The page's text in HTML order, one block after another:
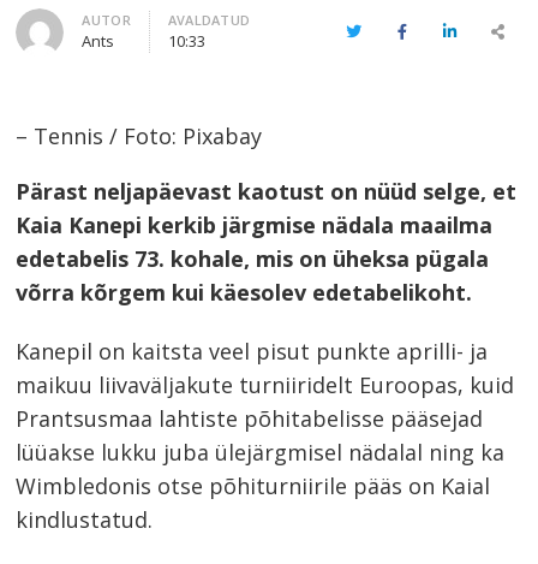
Author
AUTOR
Ants
AVALDATUD
10:33 TwitterFacebookLinkedInShare
– Tennis / Foto: Pixabay
Pärast neljapäevast kaotust on nüüd selge, et
Kaia Kanepi kerkib järgmise nädala maailma
edetabelis 73. kohale, mis on üheksa pügala
võrra kõrgem kui käesolev edetabelikoht.
Kanepil on kaitsta veel pisut punkte aprilli- ja
maikuu liivaväljakute turniiridelt Euroopas, kuid
Prantsusmaa lahtiste põhitabelisse pääsejad
lüüakse lukku juba ülejärgmisel nädalal ning ka
Wimbledonis otse põhiturniirile pääs on Kaial
kindlustatud.